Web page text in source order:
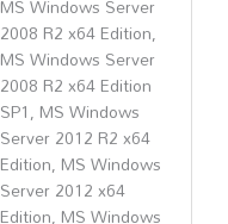
2008 R2 x64 Edition,
MS Windows Server
2008 R2 x64 Edition
SP1, MS Windows
Server 2012 R2 x64
Edition, MS Windows
Server 2012 x64
Edition, MS Windows